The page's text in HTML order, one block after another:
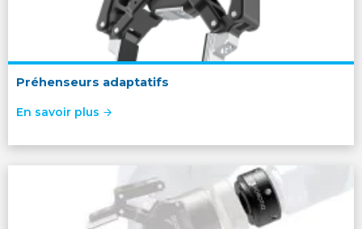
Préhenseurs adaptatifs
En savoir plus